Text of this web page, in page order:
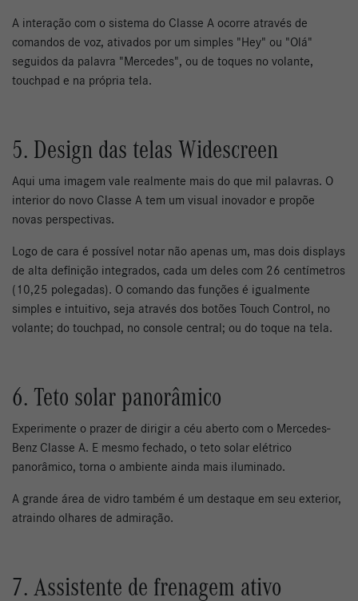
A interação com o sistema do Classe A ocorre através de
comandos de voz, ativados por um simples "Hey" ou "Olá"
seguidos da palavra "Mercedes", ou de toques no volante,
touchpad e na própria tela.
5. Design das telas Widescreen
Aqui uma imagem vale realmente mais do que mil palavras. O
interior do novo Classe A tem um visual inovador e propõe
novas perspectivas.
Logo de cara é possível notar não apenas um, mas dois displays
de alta definição integrados, cada um deles com 26 centímetros
(10,25 polegadas). O comando das funções é igualmente
simples e intuitivo, seja através dos botões Touch Control, no
volante; do touchpad, no console central; ou do toque na tela.
6. Teto solar panorâmico
Experimente o prazer de dirigir a céu aberto com o Mercedes-
Benz Classe A. E mesmo fechado, o teto solar elétrico
panorâmico, torna o ambiente ainda mais iluminado.
A grande área de vidro também é um destaque em seu exterior,
atraindo olhares de admiração.
7. Assistente de frenagem ativo